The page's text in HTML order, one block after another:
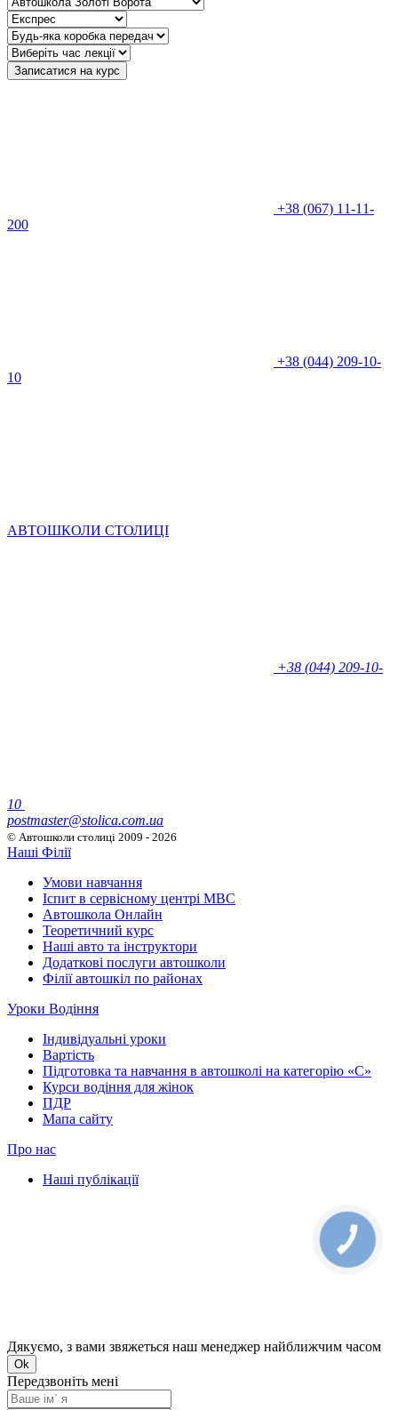
Записатися на курс
+38 (067) 11-11-
200
+38 (044) 209-10-
10
АВТОШКОЛИ СТОЛИЦІ
+38 (044) 209-10-
10
postmaster@stolica.com.ua
© Автошколи столиці 2009 - 2026
Наші Філії
Умови навчання
Іспит в сервісному центрі МВС
Автошкола Онлайн
Теоретичний курс
Наші авто та інструктори
Додаткові послуги автошколи
Філії автошкіл по районах
Уроки Водіння
Індивідуальні уроки
Вартість
Підготовка та навчання в автошколі на категорію «C»
Курси водіння для жінок
ПДР
Мапа сайту
Про нас
Наші публікації
Дякуємо, з вами звяжеться наш менеджер найближчим часом
Ok
Передзвоніть мені
КНОПКА
ЗВ'ЯЗКУ